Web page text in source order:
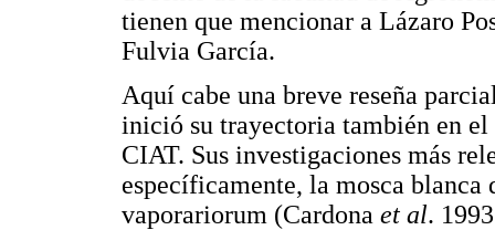
tienen que mencionar a Lázaro
Fulvia García.
Aquí cabe una breve reseña
inició su trayectoria también en
CIAT. Sus investigaciones más
específicamente, la mosca
vaporariorum (Cardona et al.